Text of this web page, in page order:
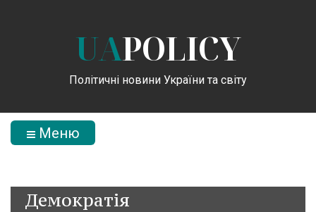
UAPOLICY
Політичні новини України та світу
Меню
Демократія